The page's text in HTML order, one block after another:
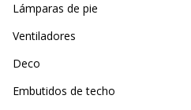
Lámparas de pie
Ventiladores
Deco
Embutidos de techo